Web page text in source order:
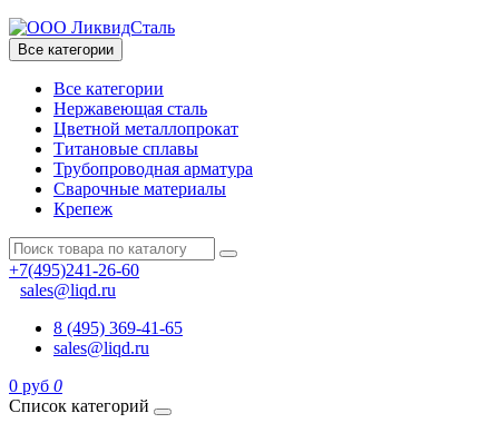
Все категории
Все категории
Нержавеющая сталь
Цветной металлопрокат
Титановые сплавы
Трубопроводная арматура
Сварочные материалы
Крепеж
+7(495)241-26-60
sales@liqd.ru
8 (495) 369-41-65
sales@liqd.ru
0 руб 0
Список категорий